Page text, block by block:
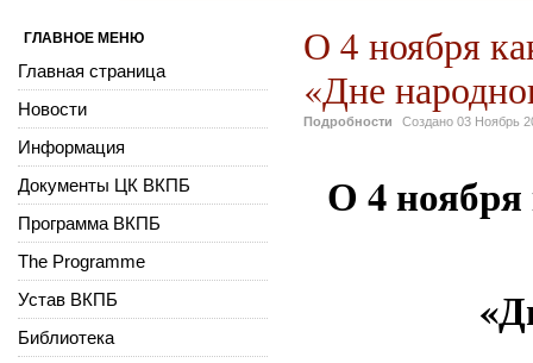
О 4 ноября
«Дне
Подробности Создано 03 Ноябрь
О 4 ноября
ГЛАВНОЕ МЕНЮ
Главная страница
Новости
Информация
Документы ЦК ВКПБ
Программа ВКПБ
The Programme
Устав ВКПБ
Библиотека